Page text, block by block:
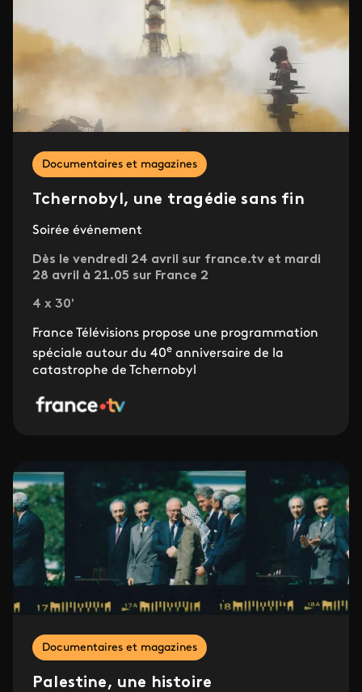
Documentaires et magazines
Tchernobyl, une tragédie sans fin
Soirée événement
Dès le vendredi 24 avril sur france.tv et mardi
28 avril à 21.05 sur France 2
4 x 30'
France Télévisions propose une programmation
spéciale autour du 40e anniversaire de la
catastrophe de Tchernobyl
Documentaires et magazines
Palestine, une histoire